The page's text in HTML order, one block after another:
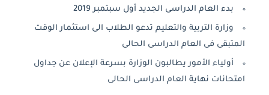
بدء العام الدراسى الجديد أول سبتمبر 2019
وزارة التربية والتعليم تدعو الطلاب الى استثمار الوقت
المتبقى فى العام الدراسى الحالى
أولياء الأمور يطالبون الوزارة بسرعة الإعلان عن جداول
امتحانات نهاية العام الدراسى الحالى